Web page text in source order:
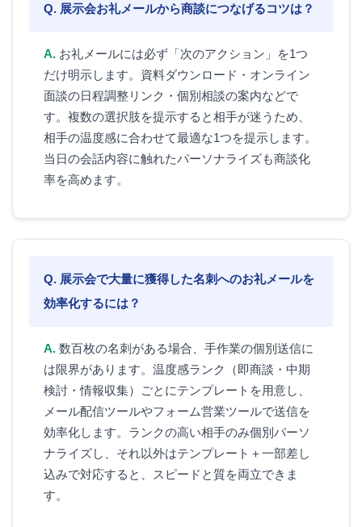
展示会お礼メールから商談につなげるコツは？
お礼メールには必ず「次のアクション」を1つ
だけ明示します。資料ダウンロード・オンライン
面談の日程調整リンク・個別相談の案内などで
す。複数の選択肢を提示すると相手が迷うため、
相手の温度感に合わせて最適な1つを提示します。
当日の会話内容に触れたパーソナライズも商談化
率を高めます。
展示会で大量に獲得した名刺へのお礼メールを
効率化するには？
数百枚の名刺がある場合、手作業の個別送信に
は限界があります。温度感ランク（即商談・中期
検討・情報収集）ごとにテンプレートを用意し、
メール配信ツールやフォーム営業ツールで送信を
効率化します。ランクの高い相手のみ個別パーソ
ナライズし、それ以外はテンプレート＋一部差し
込みで対応すると、スピードと質を両立できま
す。